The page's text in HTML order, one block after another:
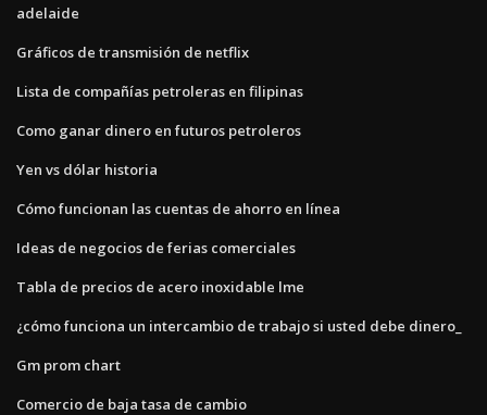
adelaide
Gráficos de transmisión de netflix
Lista de compañías petroleras en filipinas
Como ganar dinero en futuros petroleros
Yen vs dólar historia
Cómo funcionan las cuentas de ahorro en línea
Ideas de negocios de ferias comerciales
Tabla de precios de acero inoxidable lme
¿cómo funciona un intercambio de trabajo si usted debe dinero_
Gm prom chart
Comercio de baja tasa de cambio